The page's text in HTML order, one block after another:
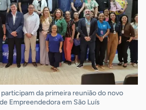
da primeira reunião do novo
Empreendedora em São Luís